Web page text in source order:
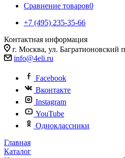
Сравнение товаров0
+7 (495) 235-35-66
Контактная информация
г. Москва, ул. Багратионовский
info@4eli.ru
Facebook
Вконтакте
Instagram
YouTube
Одноклассники
Главная
Каталог